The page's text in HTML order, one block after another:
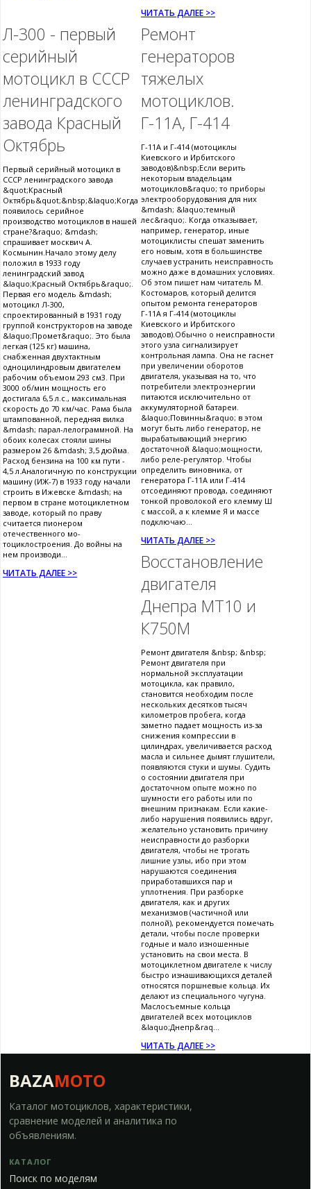
ЧИТАТЬ ДАЛЕЕ >>
Л-300 - первый
серийный
мотоцикл в СССР
ленинградского
завода Красный
Октябрь
Первый серийный мотоцикл в
СССР ленинградского завода
&quot;Красный
Октябрь&quot;&nbsp;&laquo;Когда
появилось серийное
производство мотоциклов в нашей
стране?&raquo; &mdash;
спрашивает москвич А.
Космынин.Начало этому делу
положил в 1933 году
ленинградский завод
&laquo;Красный Октябрь&raquo;.
Первая его модель &mdash;
мотоцикл Л-300,
спроектированный в 1931 году
группой конструкторов на заводе
&laquo;Промет&raquo;. Это была
легкая (125 кг) машина,
снабженная двухтактным
одноцилиндровым двигателем
рабочим объемом 293 см3. При
3000 об/мин мощность его
достигала 6,5 л.с., максимальная
скорость до 70 км/час. Рама была
штампованной, передняя вилка
&mdash; парал-лелограммной. На
обоих колесах стояли шины
размером 26 &mdash; 3,5 дюйма.
Расход бензина на 100 км пути -
4,5 л.Аналогичную по конструкции
машину (ИЖ-7) в 1933 году начали
строить в Ижевске &mdash; на
первом в стране мотоциклетном
заводе, который по праву
считается пионером
отечественного мо-
тоциклостроения. До войны на
нем производи...
ЧИТАТЬ ДАЛЕЕ >>
Ремонт
генераторов
тяжелых
мотоциклов.
Г-11А, Г-414
Г-11А и Г-414 (мотоциклы
Киевского и Ирбитского
заводов)&nbsp;Если верить
некоторым владельцам
мотоциклов&raquo; то приборы
электрооборудования для них
&mdash; &laquo;темный
лес&raquo;. Когда отказывает,
например, генератор, иные
мотоциклисты спешат заменить
его новым, хотя в большинстве
случаев устранить неисправность
можно даже в домашних условиях.
Об этом пишет нам читатель М.
Костомаров, который делится
опытом ремонта генераторов
Г-11А я Г-414 (мотоциклы
Киевского и Ирбитского
заводов).Обычно о неисправности
этого узла сигнализирует
контрольная лампа. Она не гаснет
при увеличении оборотов
двигателя, указывая на то, что
потребители электроэнергии
питаются исключительно от
аккумуляторной батареи.
&laquo;Повинны&raquo; в этом
могут быть либо генератор, не
вырабатывающий энергию
достаточной &laquo;мощности,
либо реле-регулятор. Чтобы
определить виновника, от
генератора Г-11А или Г-414
отсоединяют провода, соединяют
тонкой проволокой его клемму Ш
с массой, а к клемме Я и массе
подключаю...
ЧИТАТЬ ДАЛЕЕ >>
Восстановление
двигателя
Днепра МТ10 и
К750М
Ремонт двигателя &nbsp; &nbsp;
Ремонт двигателя при
нормальной эксплуатации
мотоцикла, как правило,
становится необходим после
нескольких десятков тысяч
километров пробега, когда
заметно падает мощность из-за
снижения компрессии в
цилиндрах, увеличивается расход
масла и сильнее дымят глушители,
появляются стуки и шумы. Судить
о состоянии двигателя при
достаточном опыте можно по
шумности его работы или по
внешним признакам. Если какие-
либо нарушения появились вдруг,
желательно установить причину
неисправности до разборки
двигателя, чтобы не трогать
лишние узлы, ибо при этом
нарушаются соединения
приработавшихся пар и
уплотнения. При разборке
двигателя, как и других
механизмов (частичной или
полной), рекомендуется помечать
детали, чтобы после проверки
годные и мало изношенные
установить на свои места. В
мотоциклетном двигателе к числу
быстро изнашивающихся деталей
относятся поршневые кольца. Их
делают из специального чугуна.
Маслосъемные кольца
двигателей всех мотоциклов
&laquo;Днепр&raq...
ЧИТАТЬ ДАЛЕЕ >>
BAZAMOTO
Каталог мотоциклов, характеристики,
сравнение моделей и аналитика по
объявлениям.
КАТАЛОГ
Поиск по моделям